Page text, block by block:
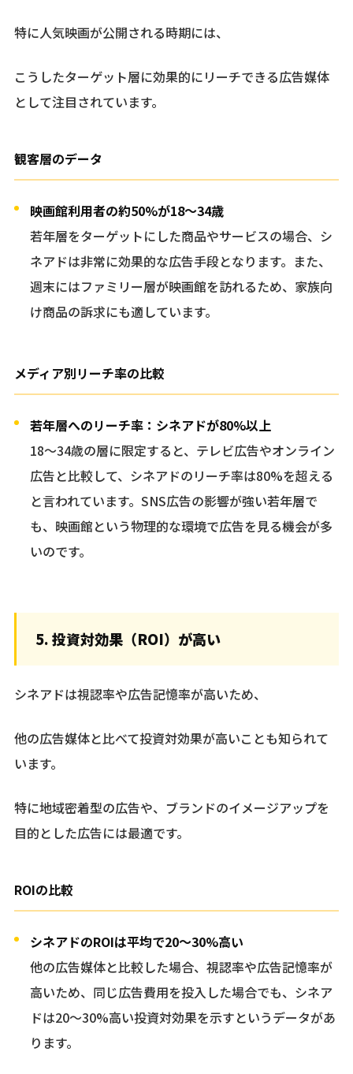
特に人気映画が公開される時期には、
こうしたターゲット層に効果的にリーチできる広告媒体
として注目されています。
観客層のデータ
映画館利用者の約50%が18〜34歳
若年層をターゲットにした商品やサービスの場合、シ
ネアドは非常に効果的な広告手段となります。また、
週末にはファミリー層が映画館を訪れるため、家族向
け商品の訴求にも適しています。
メディア別リーチ率の比較
若年層へのリーチ率：シネアドが80%以上
18〜34歳の層に限定すると、テレビ広告やオンライン
広告と比較して、シネアドのリーチ率は80%を超える
と言われています。SNS広告の影響が強い若年層で
も、映画館という物理的な環境で広告を見る機会が多
いのです。
5. 投資対効果（ROI）が高い
シネアドは視認率や広告記憶率が高いため、
他の広告媒体と比べて投資対効果が高いことも知られて
います。
特に地域密着型の広告や、ブランドのイメージアップを
目的とした広告には最適です。
ROIの比較
シネアドのROIは平均で20〜30%高い
他の広告媒体と比較した場合、視認率や広告記憶率が
高いため、同じ広告費用を投入した場合でも、シネア
ドは20〜30%高い投資対効果を示すというデータがあ
ります。